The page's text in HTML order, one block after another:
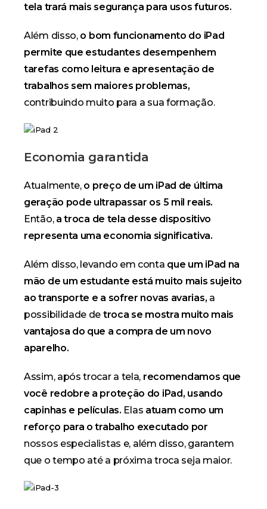
tela trará mais segurança para usos futuros.
Além disso,o bom funcionamento do iPad
permite que estudantes desempenhem
tarefas como leitura e apresentação de
trabalhos sem maiores problemas,
contribuindo muito para a sua formação.
Economia garantida
Atualmente, o preço de um iPad de última
geração pode ultrapassar os 5 mil reais.
Então, a troca de tela desse dispositivo
representa uma economia significativa.
Além disso, levando em conta que um iPad na
mão de um estudante está muito mais sujeito
ao transporte e a sofrer novas avarias, a
possibilidade de troca se mostra muito mais
vantajosa do que a compra de um novo
aparelho.
Assim, após trocar a tela, recomendamos que
você redobre a proteção do iPad, usando
capinhas e películas. Elas atuam como um
reforço para o trabalho executado por
nossos especialistas e, além disso, garantem
que o tempo até a próxima troca seja maior.